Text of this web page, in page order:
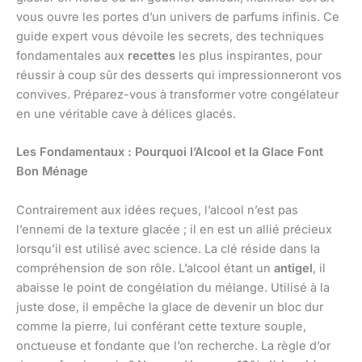
vous ouvre les portes d’un univers de parfums infinis. Ce
guide expert vous dévoile les secrets, des techniques
fondamentales aux recettes les plus inspirantes, pour
réussir à coup sûr des desserts qui impressionneront vos
convives. Préparez-vous à transformer votre congélateur
en une véritable cave à délices glacés.
Les Fondamentaux : Pourquoi l’Alcool et la Glace Font
Bon Ménage
Contrairement aux idées reçues, l’alcool n’est pas
l’ennemi de la texture glacée ; il en est un allié précieux
lorsqu’il est utilisé avec science. La clé réside dans la
compréhension de son rôle. L’alcool étant un antigel, il
abaisse le point de congélation du mélange. Utilisé à la
juste dose, il empêche la glace de devenir un bloc dur
comme la pierre, lui conférant cette texture souple,
onctueuse et fondante que l’on recherche. La règle d’or